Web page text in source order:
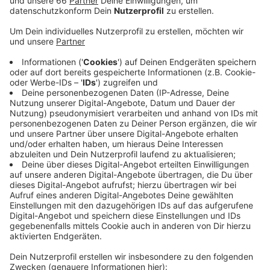
Anzeige
Das geht aus einem Schreiben hervor, das von Lothar
Inden, dem Chef der St. Sebastianus Schützen jetzt
an die Schützenvereine im großen Verein verschickt
wurde. Es liegt Antenne Düsseldorf vor. Darin heißt es:
“Bis zum 31. August dürfen keine Großveranstaltungen
durchgeführt werden! Somit wurde uns als
Veranstalter (...) die Entscheidung zur
Nichtdurchführung abgenommen.” Auch die meisten
Stadtteil-Schützenfeste werden oder sind schon
abgesagt worden, haben wir aus Schützenkreisen
erfahren. Nur das Unterrather Schützenfest sei bisher
noch nicht abgesagt - es ist eine der letzten
Schützenveranstaltungen des Jahres.